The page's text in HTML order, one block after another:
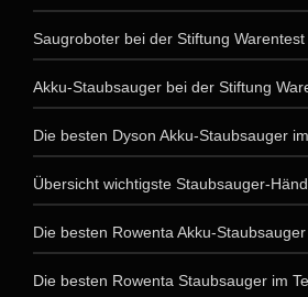
Saugroboter bei der Stiftung Warentest
Akku-Staubsauger bei der Stiftung
Die besten Dyson Akku-Staubsauger
Übersicht wichtigste Staubsauger-
Die besten Rowenta Akku-
Die besten Rowenta Staubsauger im